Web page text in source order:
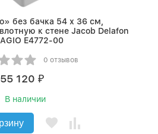
без бачка 54 х 36 см,
к стене Jacob Delafon
E4772-00
0 отзывов
55 120 ₽
В наличии